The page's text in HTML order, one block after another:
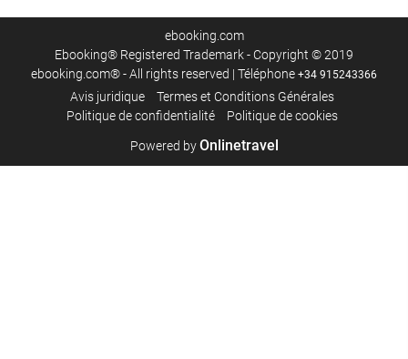
ebooking.com
Ebooking® Registered Trademark - Copyright © 2019
ebooking.com® - All rights reserved | Téléphone +34 915243366
Avis juridique
Termes et Conditions Générales
Politique de confidentialité
Politique de cookies
Powered byOnlinetravel